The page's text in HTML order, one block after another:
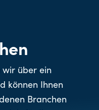
wir über ein
können Ihnen
Branchen